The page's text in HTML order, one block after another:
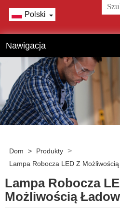
Polski
Nawigacja
Dom > Produkty >
Lampa Robocza LED Z
Lampa Robocza
Możliwością